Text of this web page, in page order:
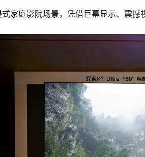
家庭影院场景，凭借巨幕显示、震撼